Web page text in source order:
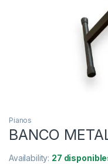
Pianos
BANCO
Availability: 27